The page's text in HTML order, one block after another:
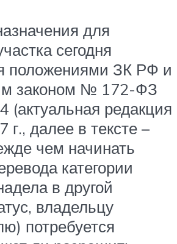
для
сегодня
положениями ЗК РФ и
законом № 172-ФЗ
(актуальная редакция
г., далее в тексте –
чем начинать
категории
в другой
владельцу
потребуется